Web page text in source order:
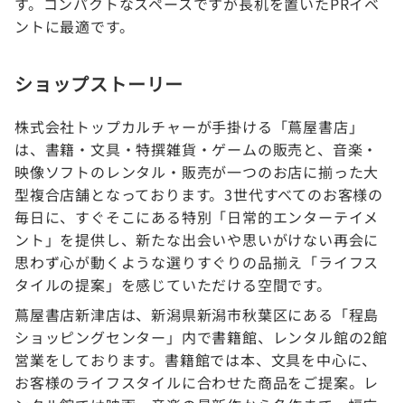
ントに最適です。
ショップストーリー
株式会社トップカルチャーが手掛ける「蔦屋書店」
は、書籍・文具・特撰雑貨・ゲームの販売と、音楽・
映像ソフトのレンタル・販売が一つのお店に揃った大
型複合店舗となっております。3世代すべてのお客様の
毎日に、すぐそこにある特別「日常的エンターテイメ
ント」を提供し、新たな出会いや思いがけない再会に
思わず心が動くような選りすぐりの品揃え「ライフス
タイルの提案」を感じていただける空間です。
蔦屋書店新津店は、新潟県新潟市秋葉区にある「程島
ショッピングセンター」内で書籍館、レンタル館の2館
営業をしております。書籍館では本、文具を中心に、
お客様のライフスタイルに合わせた商品をご提案。レ